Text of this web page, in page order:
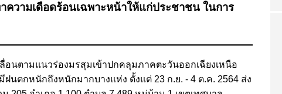
าความเดือดร้อนเฉพาะหน้าให้แก่ประชาชน ในการ
อนตามแนวร่องมรสุมเข้าปกคลุมภาคตะวันออกเฉียงเหนือ
ตกหนักถึงหนักมากบางแห่ง ตั้งแต่ 23 ก.ย. - 4 ต.ค. 2564 ส่ง